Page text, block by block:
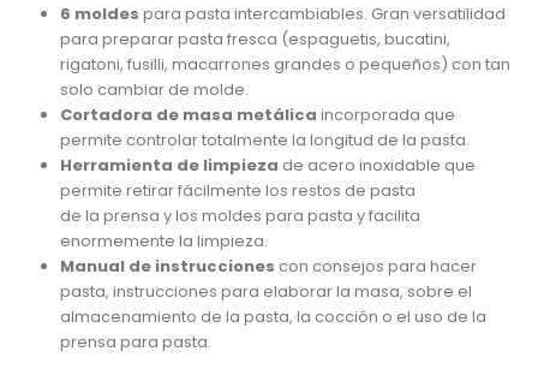
6 moldes para pasta intercambiables. Gran versatilidad
para preparar pasta fresca (espaguetis, bucatini,
rigatoni, fusilli, macarrones grandes o pequeños) con tan
solo cambiar de molde.
Cortadora de masa metálica incorporada que
permite controlar totalmente la longitud de la pasta.
Herramienta de limpieza de acero inoxidable que
permite retirar fácilmente los restos de pasta
de la prensa y los moldes para pasta y facilita
enormemente la limpieza.
Manual de instrucciones con consejos para hacer
pasta, instrucciones para elaborar la masa, sobre el
almacenamiento de la pasta, la cocción o el uso de la
prensa para pasta.